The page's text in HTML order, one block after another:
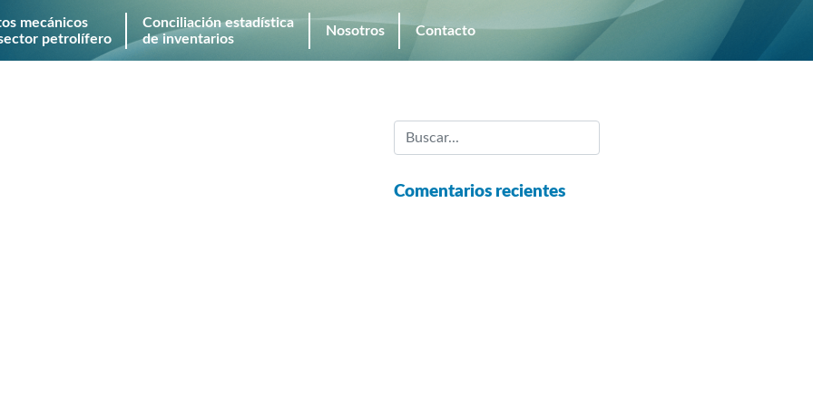
Nosotros
mecánicos
petrolífero
Conciliación estadística
de inventarios
Nosotros Contacto
Comentarios recientes